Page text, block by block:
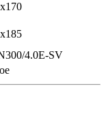
4.0E-SV